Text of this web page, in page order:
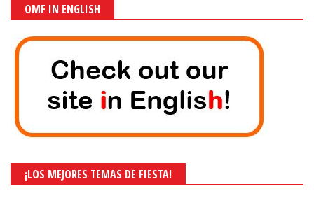
OMF IN ENGLISH
¡LOS MEJORES TEMAS DE FIESTA!